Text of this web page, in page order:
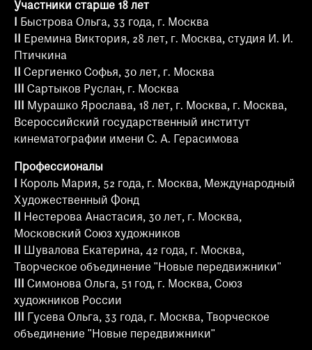
Участники старше 18 лет
Быстрова Ольга, 33 года, г. Москва
Еремина Виктория, 28 лет, г. Москва, студия И. И.
Птичкина
Сергиенко Софья, 30 лет, г. Москва
Сартыков Руслан, г. Москва
Мурашко Ярослава, 18 лет, г. Москва, г. Москва,
Всероссийский государственный институт
кинематографии имени С. А. Герасимова
Профессионалы
Король Мария, 52 года, г. Москва, Международный
Художественный Фонд
Нестерова Анастасия, 30 лет, г. Москва,
Московский Союз художников
Шувалова Екатерина, 42 года, г. Москва,
Творческое объединение "Новые передвижники"
Симонова Ольга, 51 год, г. Москва, Союз
художников России
Гусева Ольга, 33 года, г. Москва, Творческое
объединение "Новые передвижники"